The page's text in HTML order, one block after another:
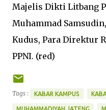
Majelis Dikti Litbang
Muhammad
Kudus, Para Direktur
PPNI. (red)
Tags : KABAR KAMPUS